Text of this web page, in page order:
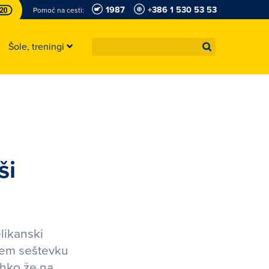
Pomoč na cesti: 1987 +386 1 530 53 53
Šole, treningi
seštevku